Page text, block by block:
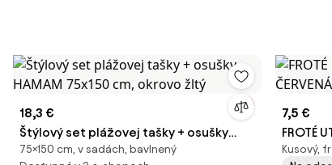
18,3 €
Štýlový set plážovej tašky + osušky
HAMAM 75x150 cm, okrovo žltý
75×150 cm, v sadách, bavlnený
7,5 €
FROTÉ
Kusový,